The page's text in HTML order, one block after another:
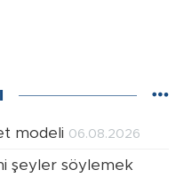
modeli 06.08.2026
şeyler söylemek